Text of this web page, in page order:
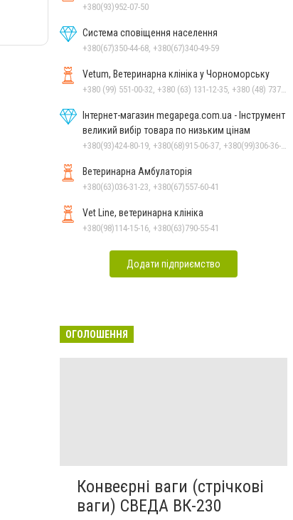
+380(93)952-07-50
Система сповіщення населення
+380(67)350-44-68, +380(67)340-49-59
Vetum, Ветеринарна клініка у Чорноморську
Інтернет-магазин megapega.com.ua - Інструмент
великий вибір товара по низьким цінам
Ветеринарна Амбулаторія
+380(63)036-31-23, +380(67)557-60-41
Vet Line, ветеринарна клініка
+380(98)114-15-16, +380(63)790-55-41
Додати підприємство
ОГОЛОШЕННЯ
Конвеєрні ваги (стрічкові
ваги) СВЕДА ВК-230